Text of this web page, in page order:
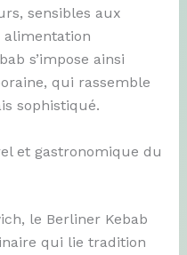
sensibles aux
alimentation
s’impose ainsi
qui rassemble
sophistiqué.
et gastronomique du
le Berliner Kebab
qui lie tradition